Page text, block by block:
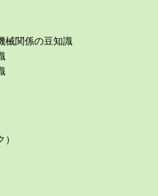
械関係の⾖知識